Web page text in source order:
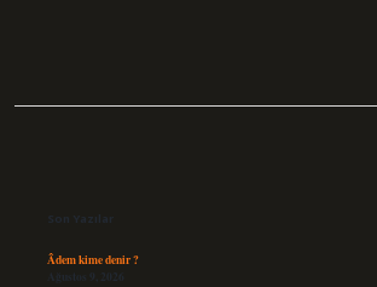
Son Yazılar
Âdem kime denir ?
Ağustos 9, 2026